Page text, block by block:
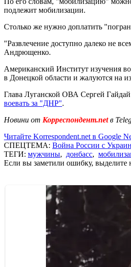
подлежит мобилизации.
Столько же нужно доплатить
"Развлечение доступно далеко не
Андрющенко.
Американский Институт изучения
в Донецкой области и жалуются на
Глава Луганской ОВА Сергей
воевать за "ДНР".
Новини от Корреспондент.netв
Читайте Korrespondent.net в Google
СПЕЦТЕМА: Война России с
ТЕГИ: мужчины, донбасс,
Если вы заметили ошибку, выделите